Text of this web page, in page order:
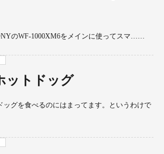
のWF-1000XM6をメインに使ってスマ……
ットドッグ
ッグを食べるのにはまってます。というわけで